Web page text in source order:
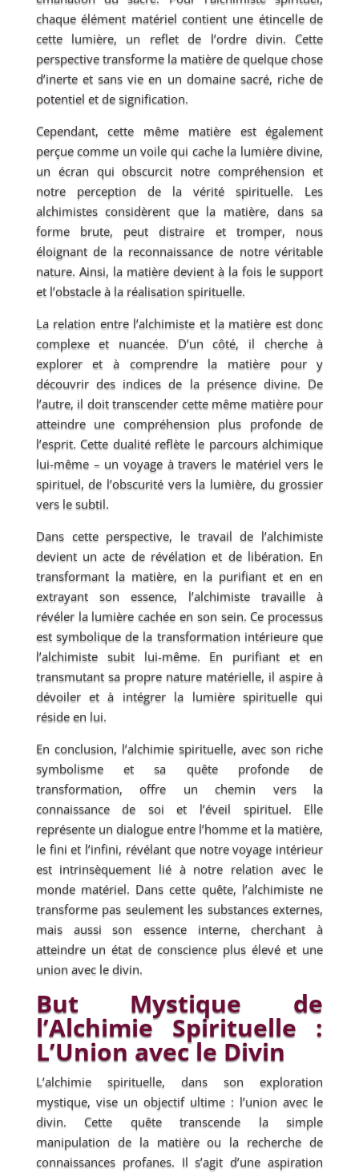
chaque élément matériel contient une étincelle de
cette lumière, un reflet de l’ordre divin. Cette
perspective transforme la matière de quelque chose
d’inerte et sans vie en un domaine sacré, riche de
potentiel et de signification.
Cependant, cette même matière est également
perçue comme un voile qui cache la lumière divine,
un écran qui obscurcit notre compréhension et
notre perception de la vérité spirituelle. Les
alchimistes considèrent que la matière, dans sa
forme brute, peut distraire et tromper, nous
éloignant de la reconnaissance de notre véritable
nature. Ainsi, la matière devient à la fois le support
et l’obstacle à la réalisation spirituelle.
La relation entre l’alchimiste et la matière est donc
complexe et nuancée. D’un côté, il cherche à
explorer et à comprendre la matière pour y
découvrir des indices de la présence divine. De
l’autre, il doit transcender cette même matière pour
atteindre une compréhension plus profonde de
l’esprit. Cette dualité reflète le parcours alchimique
lui-même – un voyage à travers le matériel vers le
spirituel, de l’obscurité vers la lumière, du grossier
vers le subtil.
Dans cette perspective, le travail de l’alchimiste
devient un acte de révélation et de libération. En
transformant la matière, en la purifiant et en en
extrayant son essence, l’alchimiste travaille à
révéler la lumière cachée en son sein. Ce processus
est symbolique de la transformation intérieure que
l’alchimiste subit lui-même. En purifiant et en
transmutant sa propre nature matérielle, il aspire à
dévoiler et à intégrer la lumière spirituelle qui
réside en lui.
En conclusion, l’alchimie spirituelle, avec son riche
symbolisme et sa quête profonde de
transformation, offre un chemin vers la
connaissance de soi et l’éveil spirituel. Elle
représente un dialogue entre l’homme et la matière,
le fini et l’infini, révélant que notre voyage intérieur
est intrinsèquement lié à notre relation avec le
monde matériel. Dans cette quête, l’alchimiste ne
transforme pas seulement les substances externes,
mais aussi son essence interne, cherchant à
atteindre un état de conscience plus élevé et une
union avec le divin.
But Mystique de
l’Alchimie Spirituelle :
L’Union avec le Divin
L’alchimie spirituelle, dans son exploration
mystique, vise un objectif ultime : l’union avec le
divin. Cette quête transcende la simple
manipulation de la matière ou la recherche de
connaissances profanes. Il s’agit d’une aspiration